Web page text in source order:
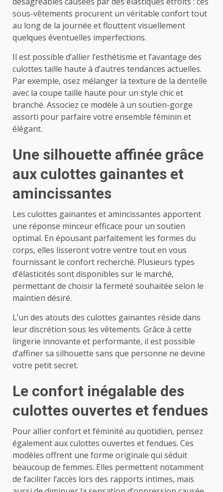
sous-vêtements procurent un véritable confort tout
au long de la journée et flouttent visuellement
quelques éventuelles imperfections.
Il est possible d’allier l’esthétisme et l’avantage des
culottes taille haute à d’autres tendances actuelles.
Par exemple, osez mélanger la texture de la dentelle
avec la coupe taille haute pour un style chic et
branché. Associez ce modèle à un soutien-gorge
assorti pour parfaire votre ensemble féminin et
élégant.
Une silhouette affinée grâce
aux culottes gainantes et
amincissantes
Les culottes gainantes et amincissantes apportent
une réponse minceur efficace pour un soutien
optimal. En épousant parfaitement les formes du
corps, elles lisseront votre ventre tout en vous
fournissant le confort recherché. Plusieurs types
d’élasticités sont disponibles sur le marché,
permettant de choisir la fermeté souhaitée selon le
maintien désiré.
L’un des atouts des culottes gainantes réside dans
leur discrétion sous les vêtements. Grâce à cette
lingerie innovante et performante, il est possible
d’affiner sa silhouette sans que personne ne devine
votre petit secret.
Le confort inégalable des
culottes ouvertes et fendues
Pour allier confort et féminité au quotidien, pensez
également aux culottes ouvertes et fendues. Ces
modèles offrent une forme originale qui séduit
beaucoup de femmes. Elles permettent notamment
de faciliter l’accès lors des rapports intimes, mais